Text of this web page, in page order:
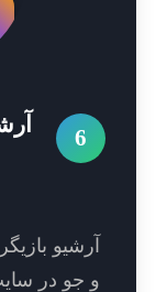
آرشیو
بازیگران و
در سایت قرار